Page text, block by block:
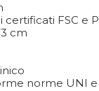
certificati FSC e
cm
norme UNI e